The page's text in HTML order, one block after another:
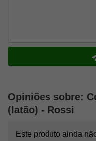
Opiniões sobre:
(latão) - Rossi
Este produto ainda